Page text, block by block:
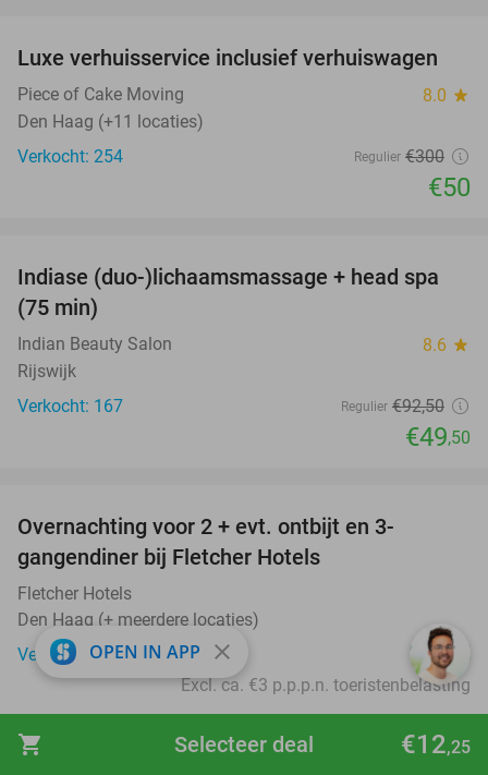
shopping_cart €12,25
Selecteer deal
83%
Luxe verhuisservice inclusief verhuiswagen
Piece of Cake Moving 8.0 star
Den Haag (+11 locaties)
Verkocht: 254
Regulier €300
€50
46%
Indiase (duo-)lichaamsmassage + head spa
(75 min)
Indian Beauty Salon 8.6 star
Rijswijk
Verkocht: 167
Regulier €92,50
€49,50
Overnachting voor 2 + evt. ontbijt en 3-
gangendiner bij Fletcher Hotels
Fletcher Hotels
Den Haag (+ meerdere locaties)
Verkocht: 17.902
€45
Excl. ca. €3 p.p.p.n. toeristenbelasting
favorite_border
OPEN IN APP close